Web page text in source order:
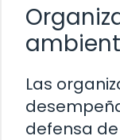
Las
defensa